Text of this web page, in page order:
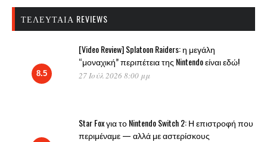
ΤΕΛΕΥΤΑΊΑ REVIEWS
8.5
[Video Review] Splatoon Raiders: η μεγάλη
“μοναχική” περιπέτεια της Nintendo είναι εδώ!
27 Ιούλ 2026 8:00 μμ
Star Fox για το Nintendo Switch 2: Η επιστροφή που
περιμέναμε — αλλά με αστερίσκους